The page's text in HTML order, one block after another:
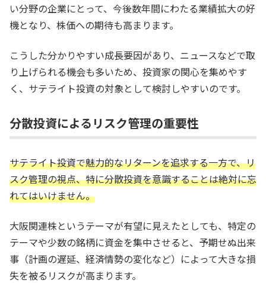
い分野の企業にとって、今後数年間にわたる業績拡大の好
機となり、株価への期待も高まります。
こうした分かりやすい成長要因があり、ニュースなどで取
り上げられる機会も多いため、投資家の関心を集めやす
く、サテライト投資の対象として検討しやすいのです。
分散投資によるリスク管理の重要性
サテライト投資で魅力的なリターンを追求する一方で、リ
スク管理の視点、特に分散投資を意識することは絶対に忘
れてはいけません。
大阪関連株というテーマが有望に見えたとしても、特定の
テーマや少数の銘柄に資金を集中させると、予期せぬ出来
事（計画の遅延、経済情勢の変化など）によって大きな損
失を被るリスクが高まります。